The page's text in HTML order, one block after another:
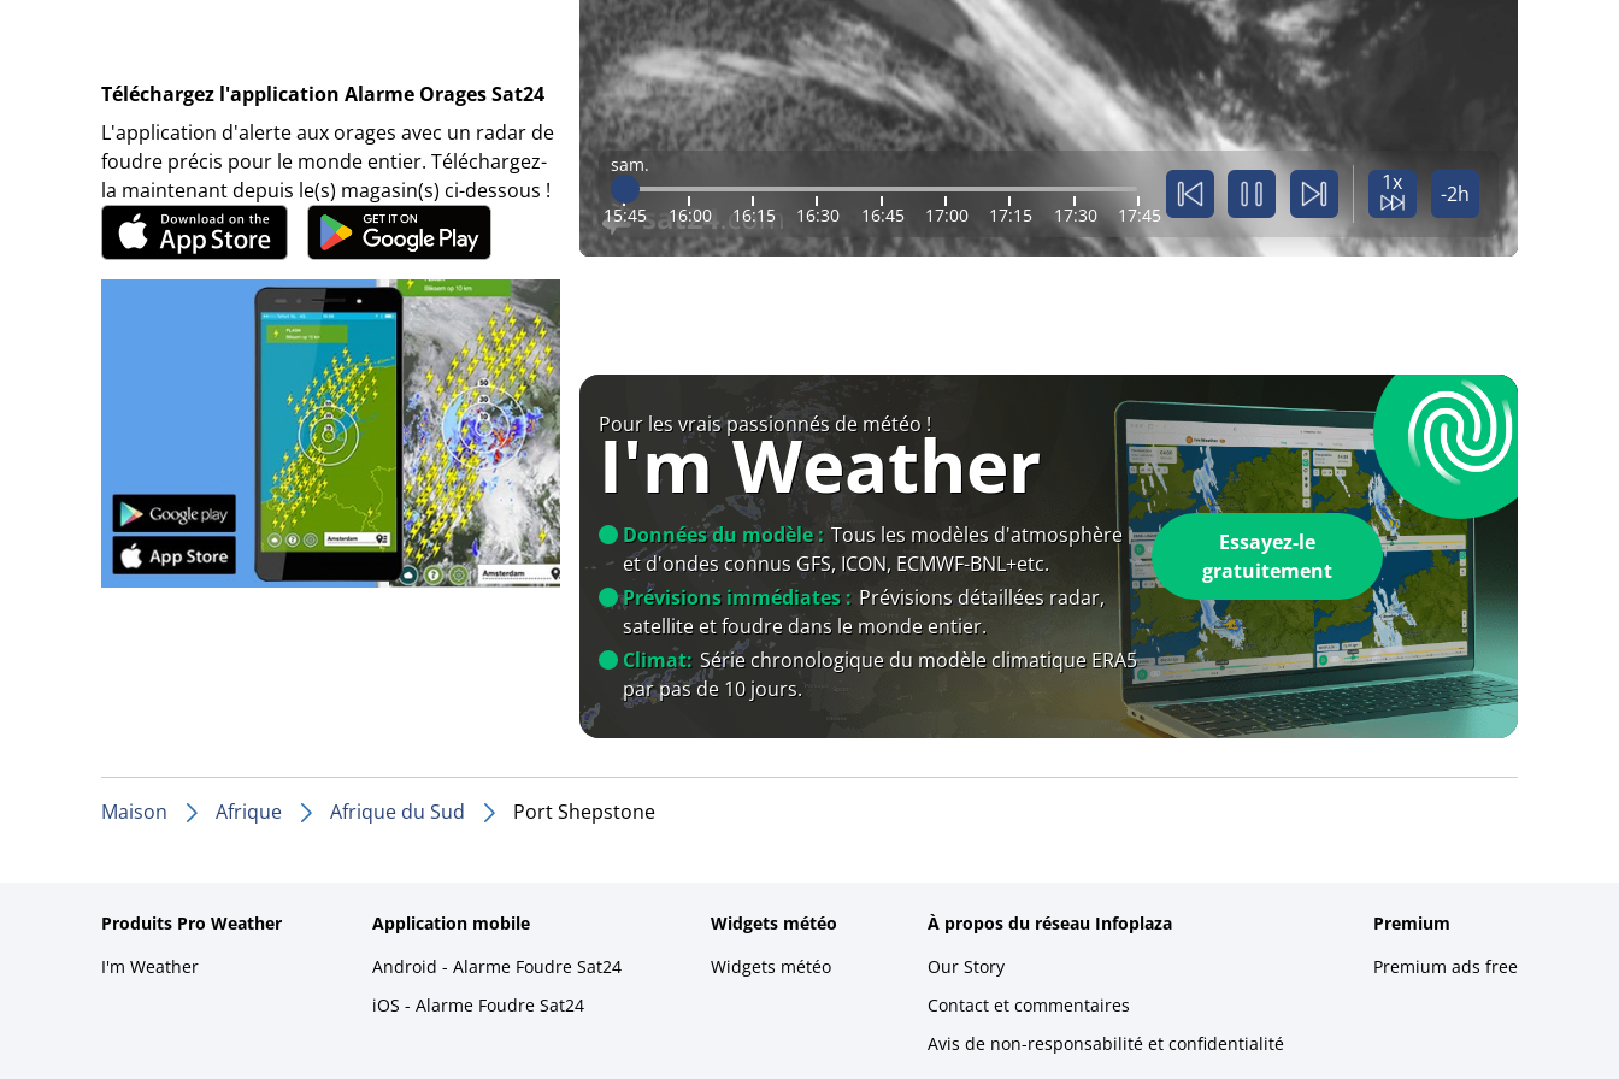
Téléchargez l'application Alarme Orages Sat24
L'application d'alerte aux orages avec un radar de
foudre précis pour le monde entier. Téléchargez-
la maintenant depuis le(s) magasin(s) ci-dessous !
sam.
15:45 16:00 16:15 16:30 16:45 17:00 17:15 17:30 17:45
1x -2h
Pour les vrais passionnés de météo !
I'm Weather
Données du modèle : Tous les modèles d'atmosphère
et d'ondes connus GFS, ICON, ECMWF-BNL+etc.
Prévisions immédiates : Prévisions détaillées radar,
satellite et foudre dans le monde entier.
Climat: Série chronologique du modèle climatique ERA5
par pas de 10 jours.
Essayez-le
gratuitement
Maison Afrique Afrique du Sud Port Shepstone
Produits Pro Weather
I'm Weather
Application mobile
Android - Alarme Foudre Sat24
iOS - Alarme Foudre Sat24
Widgets météo
Widgets météo
À propos du réseau Infoplaza
Our Story
Contact et commentaires
Avis de non-responsabilité et confidentialité
Premium
Premium ads free